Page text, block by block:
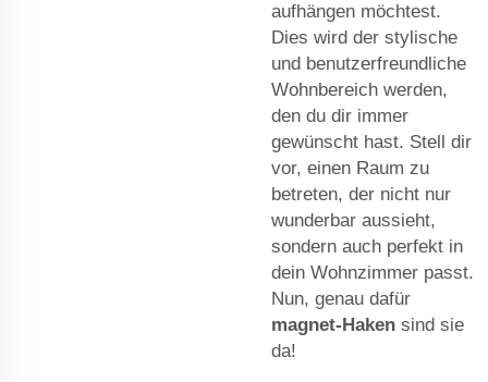
aufhängen möchtest.
Dies wird der stylische
und benutzerfreundliche
Wohnbereich werden,
den du dir immer
gewünscht hast. Stell dir
vor, einen Raum zu
betreten, der nicht nur
wunderbar aussieht,
sondern auch perfekt in
dein Wohnzimmer passt.
Nun, genau dafür
magnet-Haken sind sie
da!